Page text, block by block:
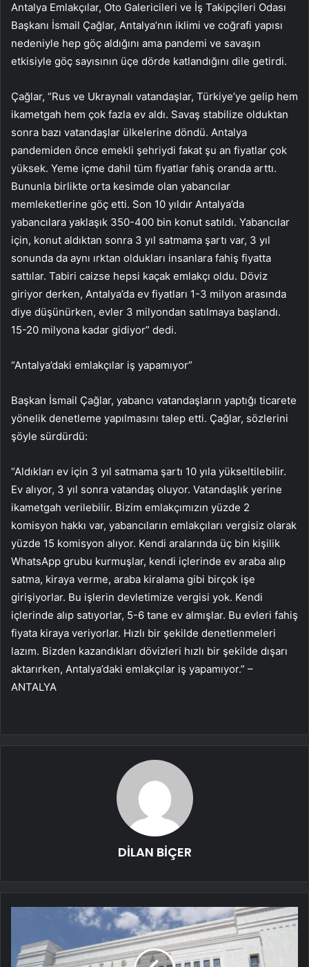
Antalya Emlakçılar, Oto Galericileri ve İş Takipçileri Odası
Başkanı İsmail Çağlar, Antalya’nın iklimi ve coğrafi yapısı
nedeniyle hep göç aldığını ama pandemi ve savaşın
etkisiyle göç sayısının üçe dörde katlandığını dile getirdi.
Çağlar, “Rus ve Ukraynalı vatandaşlar, Türkiye’ye gelip hem
ikametgah hem çok fazla ev aldı. Savaş stabilize olduktan
sonra bazı vatandaşlar ülkelerine döndü. Antalya
pandemiden önce emekli şehriydi fakat şu an fiyatlar çok
yüksek. Yeme içme dahil tüm fiyatlar fahiş oranda arttı.
Bununla birlikte orta kesimde olan yabancılar
memleketlerine göç etti. Son 10 yıldır Antalya’da
yabancılara yaklaşık 350-400 bin konut satıldı. Yabancılar
için, konut aldıktan sonra 3 yıl satmama şartı var, 3 yıl
sonunda da aynı ırktan oldukları insanlara fahiş fiyatta
sattılar. Tabiri caizse hepsi kaçak emlakçı oldu. Döviz
giriyor derken, Antalya’da ev fiyatları 1-3 milyon arasında
diye düşünürken, evler 3 milyondan satılmaya başlandı.
15-20 milyona kadar gidiyor” dedi.
“Antalya’daki emlakçılar iş yapamıyor”
Başkan İsmail Çağlar, yabancı vatandaşların yaptığı ticarete
yönelik denetleme yapılmasını talep etti. Çağlar, sözlerini
şöyle sürdürdü:
“Aldıkları ev için 3 yıl satmama şartı 10 yıla yükseltilebilir.
Ev alıyor, 3 yıl sonra vatandaş oluyor. Vatandaşlık yerine
ikametgah verilebilir. Bizim emlakçımızın yüzde 2
komisyon hakkı var, yabancıların emlakçıları vergisiz olarak
yüzde 15 komisyon alıyor. Kendi aralarında üç bin kişilik
WhatsApp grubu kurmuşlar, kendi içlerinde ev araba alıp
satma, kiraya verme, araba kiralama gibi birçok işe
girişiyorlar. Bu işlerin devletimize vergisi yok. Kendi
içlerinde alıp satıyorlar, 5-6 tane ev almışlar. Bu evleri fahiş
fiyata kiraya veriyorlar. Hızlı bir şekilde denetlenmeleri
lazım. Bizden kazandıkları dövizleri hızlı bir şekilde dışarı
aktarırken, Antalya’daki emlakçılar iş yapamıyor.” –
ANTALYA
DİLAN BİÇER